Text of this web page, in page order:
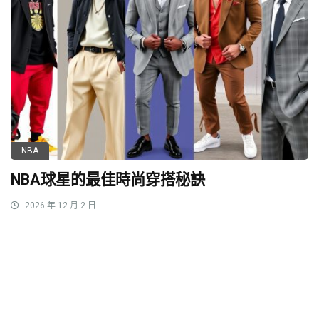
NBA
NBA球星的最佳時尚穿搭秘訣
2026 年 12 月 2 日